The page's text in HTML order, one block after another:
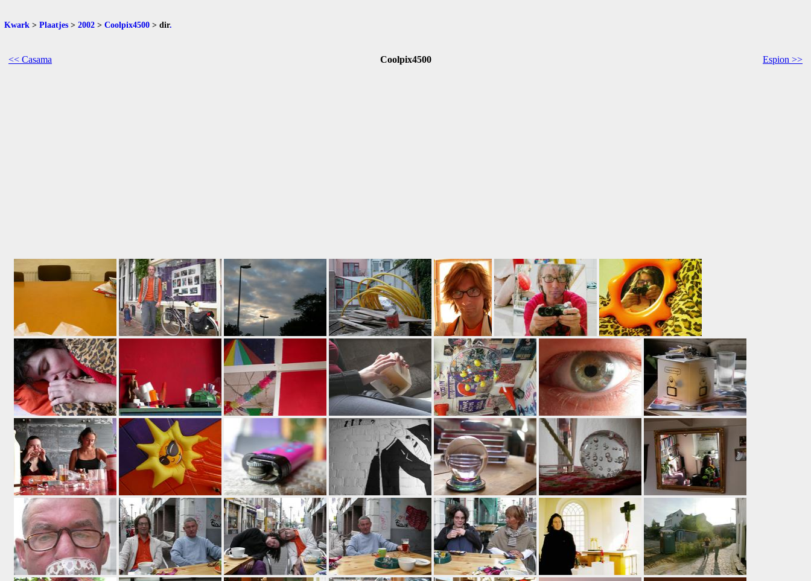
Kwark > Plaatjes > 2002 > Coolpix4500 > dir.
<< Casama Coolpix4500 Espion >>